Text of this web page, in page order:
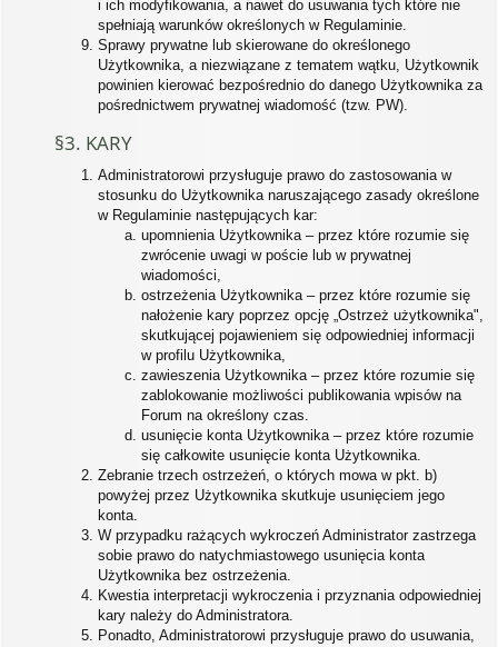
i ich modyfikowania, a nawet do usuwania tych które nie
spełniają warunków określonych w Regulaminie.
Sprawy prywatne lub skierowane do określonego
Użytkownika, a niezwiązane z tematem wątku, Użytkownik
powinien kierować bezpośrednio do danego Użytkownika za
pośrednictwem prywatnej wiadomość (tzw. PW).
§3. KARY
Administratorowi przysługuje prawo do zastosowania w
stosunku do Użytkownika naruszającego zasady określone
w Regulaminie następujących kar:
upomnienia Użytkownika – przez które rozumie się
zwrócenie uwagi w poście lub w prywatnej
wiadomości,
ostrzeżenia Użytkownika – przez które rozumie się
nałożenie kary poprzez opcję „Ostrzeż użytkownika",
skutkującej pojawieniem się odpowiedniej informacji
w profilu Użytkownika,
zawieszenia Użytkownika – przez które rozumie się
zablokowanie możliwości publikowania wpisów na
Forum na określony czas.
usunięcie konta Użytkownika – przez które rozumie
się całkowite usunięcie konta Użytkownika.
Zebranie trzech ostrzeżeń, o których mowa w pkt. b)
powyżej przez Użytkownika skutkuje usunięciem jego
konta.
W przypadku rażących wykroczeń Administrator zastrzega
sobie prawo do natychmiastowego usunięcia konta
Użytkownika bez ostrzeżenia.
Kwestia interpretacji wykroczenia i przyznania odpowiedniej
kary należy do Administratora.
Ponadto, Administratorowi przysługuje prawo do usuwania,